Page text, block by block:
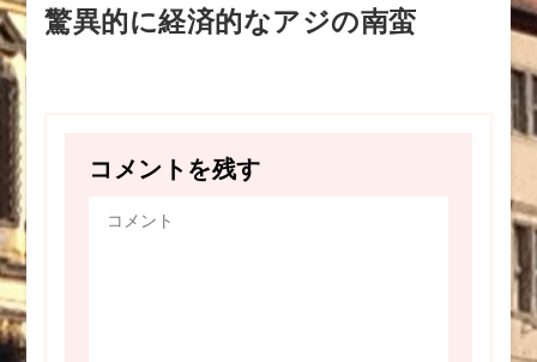
驚異的に経済的なアジの南蛮
コメントを残す